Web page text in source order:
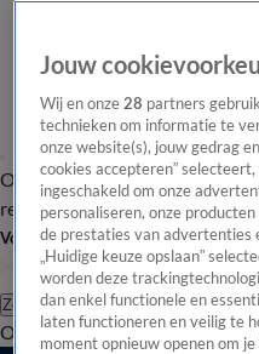
Overzicht Laatste nieuws
redactie
Volg Hart van Nederland
Zoeken
OverzichtRegioUitzendingen
Jouw
Wij en onze28 partners
technieken om informatie te
onze website(s), jouw gedrag
cookies accepteren”
ingeschakeld om onze
personaliseren, onze
de prestaties van advertenties
„Huidige keuze opslaan”
worden deze
dan enkel functionele en
laten functioneren en veilig te
moment opnieuw openen om